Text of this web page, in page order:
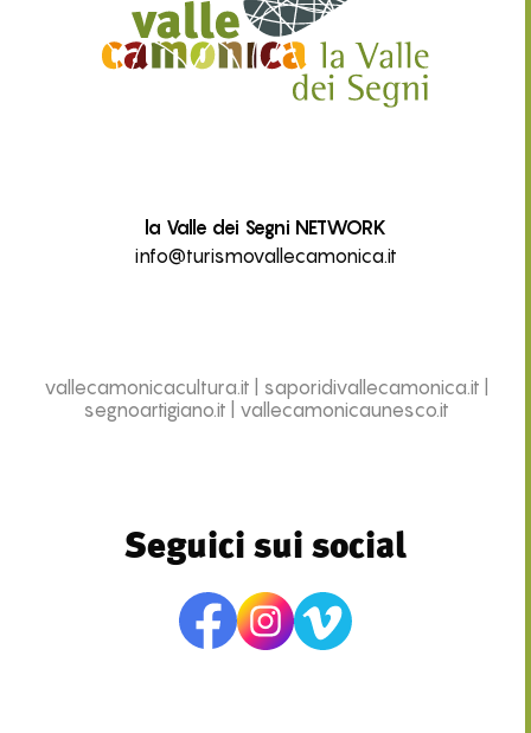
la Valle dei Segni NETWORK
info@turismovallecamonica.it
vallecamonicacultura.it saporidivallecamonica.it
segnoartigiano.it
vallecamonicaunesco.it
Seguici sui social